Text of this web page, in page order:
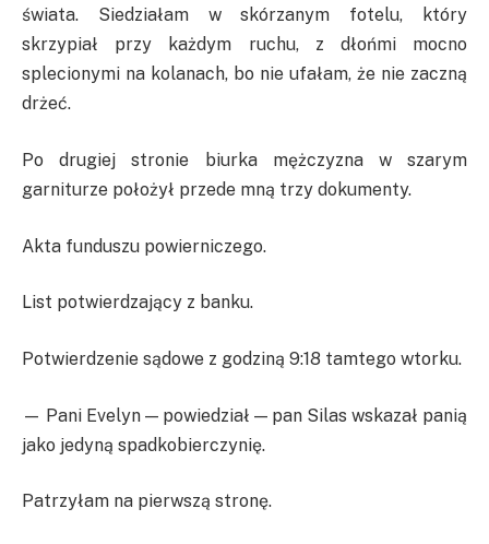
świata. Siedziałam w skórzanym fotelu, który
skrzypiał przy każdym ruchu, z dłońmi mocno
splecionymi na kolanach, bo nie ufałam, że nie zaczną
drżeć.
Po drugiej stronie biurka mężczyzna w szarym
garniturze położył przede mną trzy dokumenty.
Akta funduszu powierniczego.
List potwierdzający z banku.
Potwierdzenie sądowe z godziną 9:18 tamtego wtorku.
— Pani Evelyn — powiedział — pan Silas wskazał panią
jako jedyną spadkobierczynię.
Patrzyłam na pierwszą stronę.